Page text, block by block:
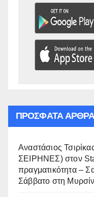
ΠΡΌΣΦΑΤΑ
Αναστάσιος
ΣΕΙΡΗΝΕΣ) στον
πραγματικότητα –
Σάββατο στη